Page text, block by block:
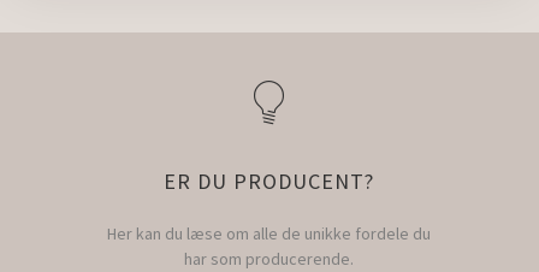
ER DU PRODUCENT?
Her kan du læse om alle de unikke fordele du
har som producerende.